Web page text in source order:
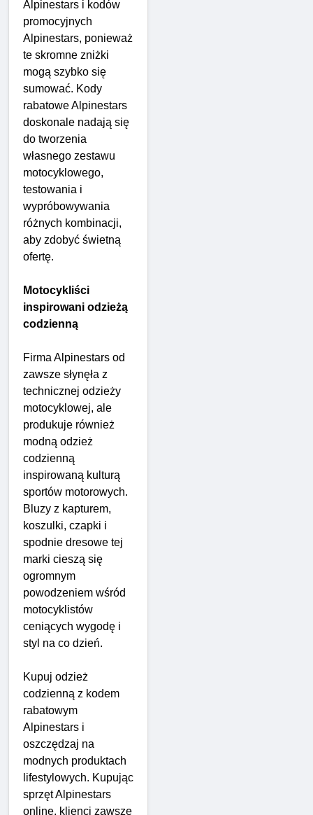
Alpinestars i kodów
promocyjnych
Alpinestars, ponieważ
te skromne zniżki
mogą szybko się
sumować. Kody
rabatowe Alpinestars
doskonale nadają się
do tworzenia
własnego zestawu
motocyklowego,
testowania i
wypróbowywania
różnych kombinacji,
aby zdobyć świetną
ofertę.
Motocykliści
inspirowani odzieżą
codzienną
Firma Alpinestars od
zawsze słynęła z
technicznej odzieży
motocyklowej, ale
produkuje również
modną odzież
codzienną
inspirowaną kulturą
sportów motorowych.
Bluzy z kapturem,
koszulki, czapki i
spodnie dresowe tej
marki cieszą się
ogromnym
powodzeniem wśród
motocyklistów
ceniących wygodę i
styl na co dzień.
Kupuj odzież
codzienną z kodem
rabatowym
Alpinestars i
oszczędzaj na
modnych produktach
lifestylowych. Kupując
sprzęt Alpinestars
online, klienci zawsze